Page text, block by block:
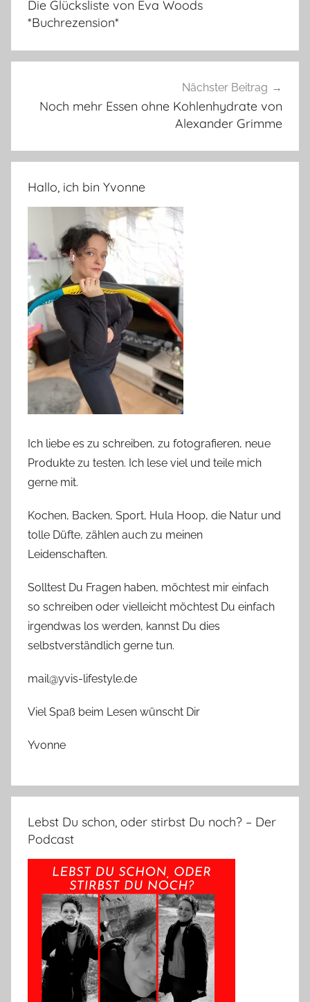
Die Glücksliste von Eva Woods
*Buchrezension*
Nächster Beitrag
Noch mehr Essen ohne Kohlenhydrate von
Alexander Grimme
Hallo, ich bin Yvonne
Ich liebe es zu schreiben, zu fotografieren, neue
Produkte zu testen. Ich lese viel und teile mich
gerne mit.
Kochen, Backen, Sport, Hula Hoop, die Natur und
tolle Düfte, zählen auch zu meinen
Leidenschaften.
Solltest Du Fragen haben, möchtest mir einfach
so schreiben oder vielleicht möchtest Du einfach
irgendwas los werden, kannst Du dies
selbstverständlich gerne tun.
mail@yvis-lifestyle.de
Viel Spaß beim Lesen wünscht Dir
Yvonne
Lebst Du schon, oder stirbst Du noch? – Der
Podcast